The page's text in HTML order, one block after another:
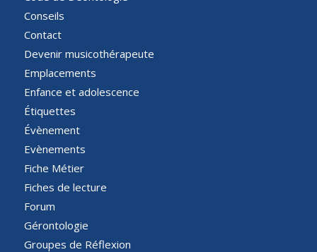
Conseils
Contact
Devenir musicothérapeute
Emplacements
Enfance et adolescence
Étiquettes
Évènement
Evènements
Fiche Métier
Fiches de lecture
Forum
Gérontologie
Groupes de Réflexion